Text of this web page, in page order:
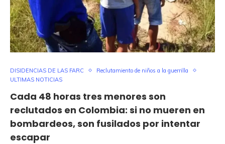
DISIDENCIAS DE LAS FARC
Reclutamiento de niños a la guerrilla
ULTIMAS NOTICIAS
Cada 48 horas tres menores son
reclutados en Colombia: si no mueren en
bombardeos, son fusilados por intentar
escapar